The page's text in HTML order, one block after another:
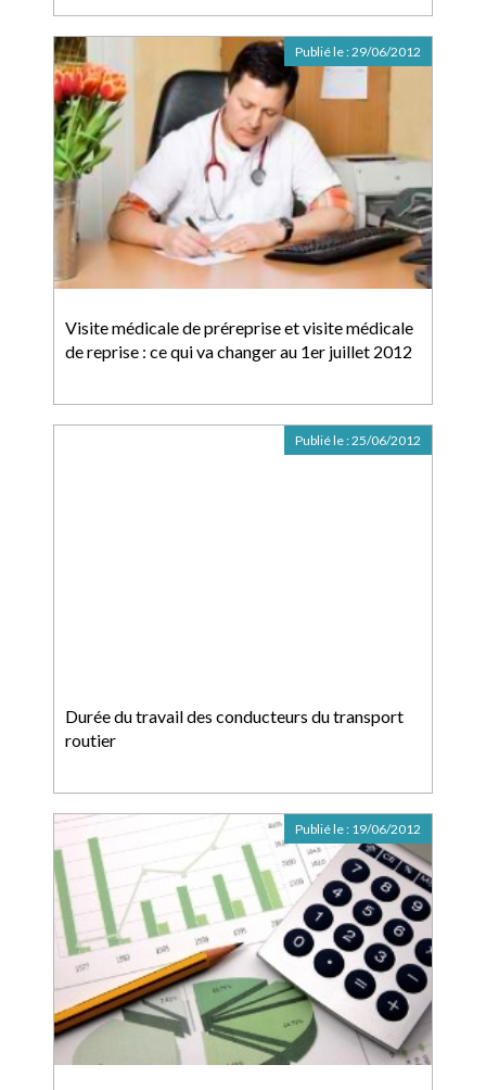
Visite médicale de préreprise et visite médicale
de reprise : ce qui va changer au 1er juillet 2012
Publié le :29/06/2012
Durée du travail des conducteurs du transport
routier
Publié le :25/06/2012
Publié le : 19/06/2012